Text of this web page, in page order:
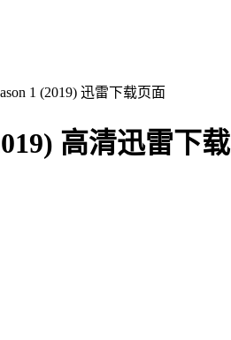
1 (2019) 迅雷下载页面
高清迅雷下载